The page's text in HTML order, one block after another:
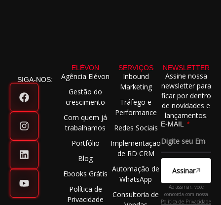
SIGA-NOS:
ELÉVON
Agência Elévon
Gestão do
crescimento
Com quem já
trabalhamos
Portfólio
Blog
Ebooks Grátis
Política de
Privacidade
SERVIÇOS
Inbound
Marketing
Tráfego e
Performance
Redes Sociais
Implementação
de RD CRM
Automação de
WhatsApp
Consultoria de
NEWSLETTER
Assine nossa
newsletter para
ficar por dentro
de novidades e
lançamentos.
E-MAIL
Assinar
Ao assinar, você
concorda com nossa
Política de Privacidade